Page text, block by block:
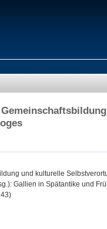
und kulturelle
Gallien in Spätantike und